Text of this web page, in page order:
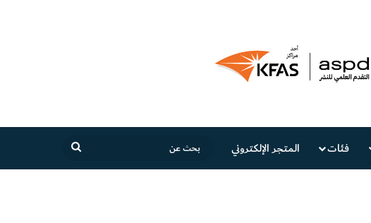
فئات المتجر الإلكتروني
عن